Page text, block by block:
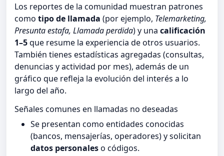
Los reportes de la comunidad muestran patrones
como tipo de llamada (por ejemplo, Telemarketing,
Presunta estafa, Llamada perdida) y una calificación
1–5que resume la experiencia de otros usuarios.
También tienes estadísticas agregadas (consultas,
denuncias y actividad por mes), además de un
gráfico que refleja la evolución del interés a lo
largo del año.
Señales comunes en llamadas no deseadas
Se presentan como entidades conocidas
(bancos, mensajerías, operadores) y solicitan
datos personaleso códigos.